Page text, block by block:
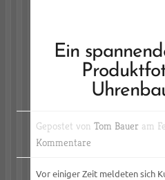
Ein
Gepostet von Tom Bauer am
Kommentare
Vor einiger Zeit meldeten sich